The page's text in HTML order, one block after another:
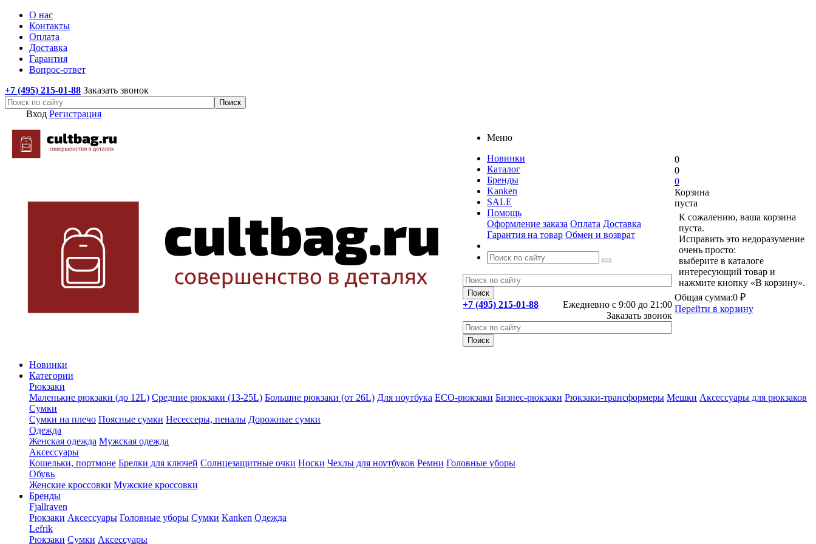
О нас
Контакты
Оплата
Доставка
Гарантия
Вопрос-ответ
+7 (495) 215-01-88 Заказать звонок
Вход Регистрация
Меню
Новинки
Каталог
Бренды
Kanken
SALE
Помощь
Оформление заказа Оплата Доставка
Гарантия на товар Обмен и возврат
Ежедневно с 9:00 до 21:00
+7 (495) 215-01-88
Заказать звонок
0
0
0
Корзина
пуста
К сожалению, ваша корзина
пуста.
Исправить это недоразумение
очень просто:
выберите в каталоге
интересующий товар и
нажмите кнопку «В корзину».
Общая сумма:0 ₽
Перейти в корзину
Новинки
Категории
Рюкзаки
Маленькие рюкзаки (до 12L) Средние рюкзаки (13-25L) Большие рюкзаки (от 26L) Для ноутбука ECO-рюкзаки Бизнес-рюкзаки Рюкзаки-трансформеры Мешки Аксессуары для рюкзаков
Сумки
Сумки на плечо Поясные сумки Несессеры, пеналы Дорожные сумки
Одежда
Женская одежда Мужская одежда
Аксессуары
Кошельки, портмоне Брелки для ключей Солнцезащитные очки Носки Чехлы для ноутбуков Ремни Головные уборы
Обувь
Женские кроссовки Мужские кроссовки
Бренды
Fjallraven
Рюкзаки Аксессуары Головные уборы Сумки Kanken Одежда
Lefrik
Рюкзаки Сумки Аксессуары